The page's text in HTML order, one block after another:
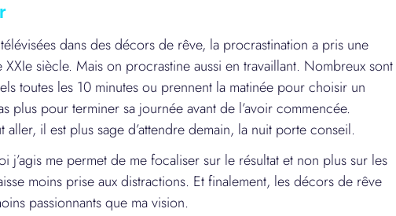
dans des décors de rêve, la procrastination a pris une
siècle. Mais on procrastine aussi en travaillant. Nombreux sont
toutes les 10 minutes ou prennent la matinée pour choisir un
plus pour terminer sa journée avant de l’avoir commencée.
aller, il est plus sage d’attendre demain, la nuit porte conseil.
j’agis me permet de me focaliser sur le résultat et non plus sur les
moins prise aux distractions. Et finalement, les décors de rêve
passionnants que ma vision.